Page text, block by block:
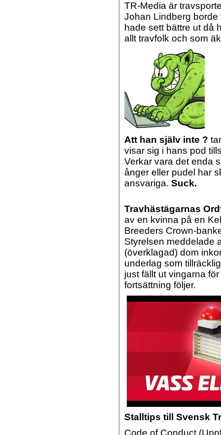
TR-Media är
Johan Lindberg borde
hade sett bättre ut då
allt travfolk och som
Att han själv inte ?
visar sig i hans pod
Verkar vara det enda
ånger eller pudel har
ansvariga. Suck.
Travhästägarnas
av en kvinna på en
Breeders Crown-
Styrelsen meddelade
(överklagad) dom
underlag som
just fällt ut vingarna
fortsättning följer.
Stalltips till Svensk
Code of Conduct